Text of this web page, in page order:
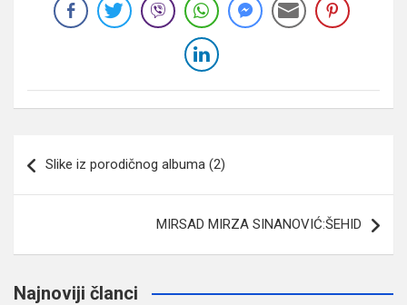
članaka
Slike iz porodičnog albuma (2)
MIRSAD MIRZA SINANOVIĆ:ŠEHID
Najnoviji članci